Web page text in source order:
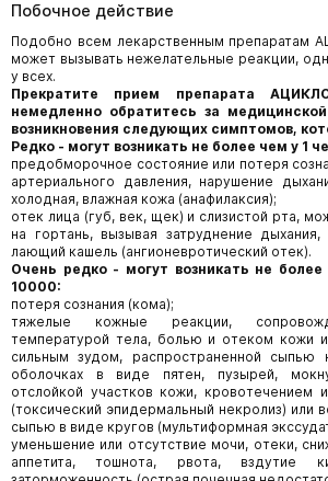
Побочное действие
Подобно всем лекарственным препаратам
может вызывать нежелательные реакции,
у всех.
Прекратите прием препарата
немедленно обратитесь за
возникновения следующих симптомов,
Редко - могут возникать не более чем у 1
предобморочное состояние или потеря
артериального давления, нарушение
холодная, влажная кожа (анафилаксия);
отек лица (губ, век, щек) и слизистой рта,
на гортань, вызывая затруднение
лающий кашель (ангионевротический отек).
Очень редко - могут возникать не
10000:
потеря сознания (кома);
тяжелые кожные реакции,
температурой тела, болью и отеком кожи и
сильным зудом, распространенной сыпью
оболочках в виде пятен, пузырей,
отслойкой участков кожи, кровотечением
(токсический эпидермальный некролиз) или
сыпью в виде кругов (мультиформная
уменьшение или отсутствие мочи, отеки,
аппетита, тошнота, рвота, вздутие